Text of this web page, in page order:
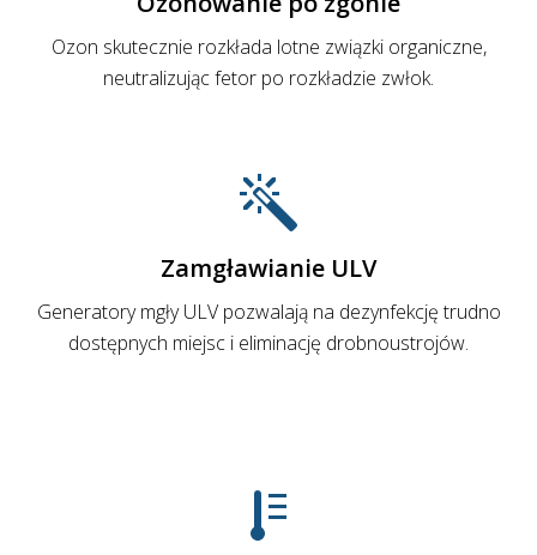
Ozon skutecznie rozkłada lotne związki organiczne,
neutralizując fetor po rozkładzie zwłok.
Zamgławianie ULV
Generatory mgły ULV pozwalają na dezynfekcję trudno
dostępnych miejsc i eliminację drobnoustrojów.